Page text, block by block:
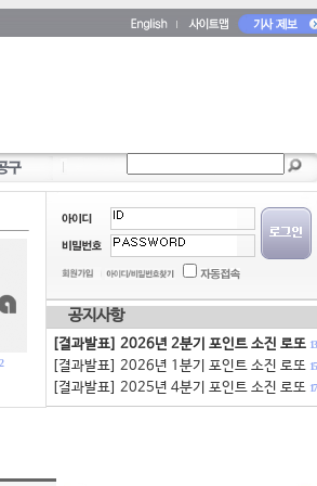
2
공지사항
[결과발표] 2026년 2분기 포인트 소진 로또 13
[결과발표] 2026년 1분기 포인트 소진 로또 15
[결과발표] 2025년 4분기 포인트 소진 로또 17